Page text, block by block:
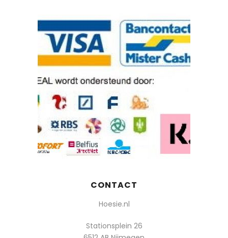
CONTACT
Hoesie.nl
Stationsplein 26